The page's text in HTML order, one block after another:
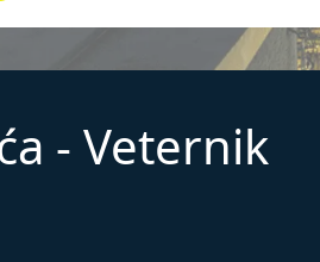
- Veternik